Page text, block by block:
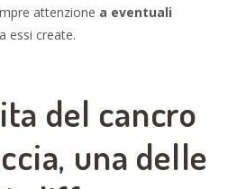
attenzione a eventuali
essi create.
del cancro
una delle